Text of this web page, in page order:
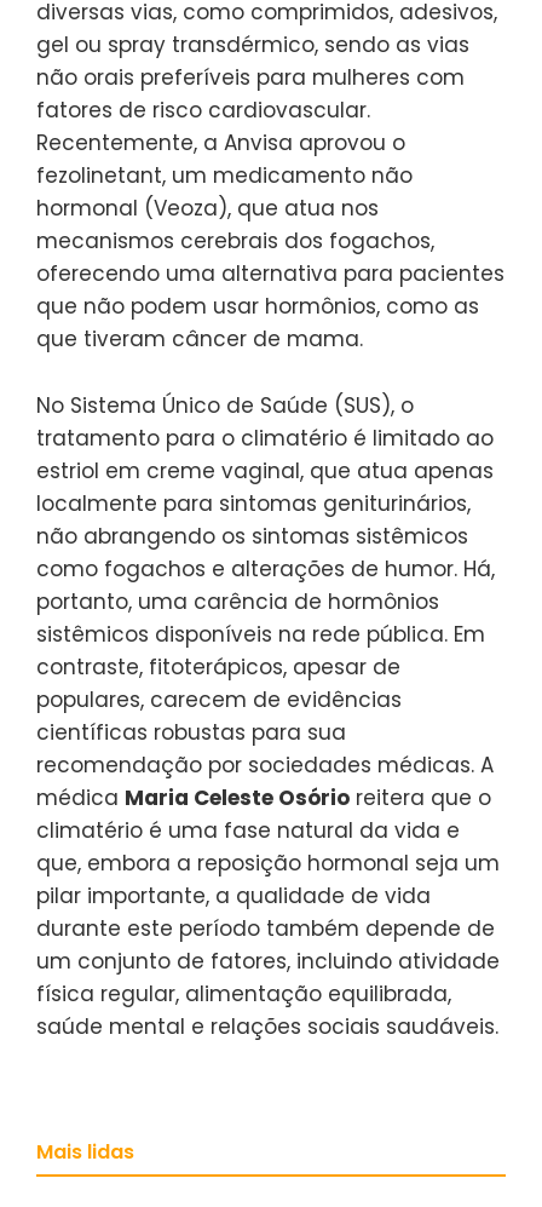
diversas vias, como comprimidos, adesivos,
gel ou spray transdérmico, sendo as vias
não orais preferíveis para mulheres com
fatores de risco cardiovascular.
Recentemente, a Anvisa aprovou o
fezolinetant, um medicamento não
hormonal (Veoza), que atua nos
mecanismos cerebrais dos fogachos,
oferecendo uma alternativa para pacientes
que não podem usar hormônios, como as
que tiveram câncer de mama.
No Sistema Único de Saúde (SUS), o
tratamento para o climatério é limitado ao
estriol em creme vaginal, que atua apenas
localmente para sintomas geniturinários,
não abrangendo os sintomas sistêmicos
como fogachos e alterações de humor. Há,
portanto, uma carência de hormônios
sistêmicos disponíveis na rede pública. Em
contraste, fitoterápicos, apesar de
populares, carecem de evidências
científicas robustas para sua
recomendação por sociedades médicas. A
médica Maria Celeste Osório reitera que o
climatério é uma fase natural da vida e
que, embora a reposição hormonal seja um
pilar importante, a qualidade de vida
durante este período também depende de
um conjunto de fatores, incluindo atividade
física regular, alimentação equilibrada,
saúde mental e relações sociais saudáveis.
Mais lidas